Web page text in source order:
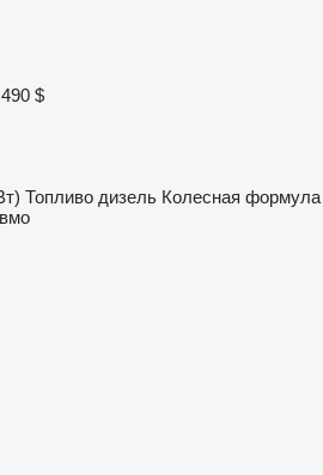
$
Топливо дизель Колесная формула